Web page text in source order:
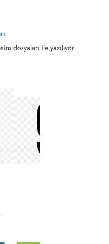
dosyaları ile yazılıyor